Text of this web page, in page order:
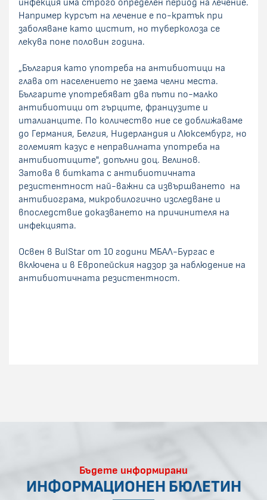
инфекция има строго определен период на лечение.
Например курсът на лечение е по-кратък при
заболяване като цистит, но туберколоза се
лекува поне половин година.
„България като употреба на антибиотици на
глава от населението не заема челни места.
Българите употребяват два пъти по-малко
антибиотици от гърците, французите и
италианците. По количество ние се доближаваме
до Германия, Белгия, Нидерландия и Люксембург, но
големият казус е неправилната употреба на
антибиотиците", допълни доц. Велинов.
Затова в битката с антибиотичната
резистентност най-важни са извършването на
антибиограма, микробилогично изследване и
впоследствие доказването на причинителя на
инфекцията.
Освен в BulStar от 10 години МБАЛ-Бургас е
включена и в Европейския надзор за наблюдение на
антибиотичната резистентност.
Бъдете информирани
ИНФОРМАЦИОНЕН БЮЛЕТИН